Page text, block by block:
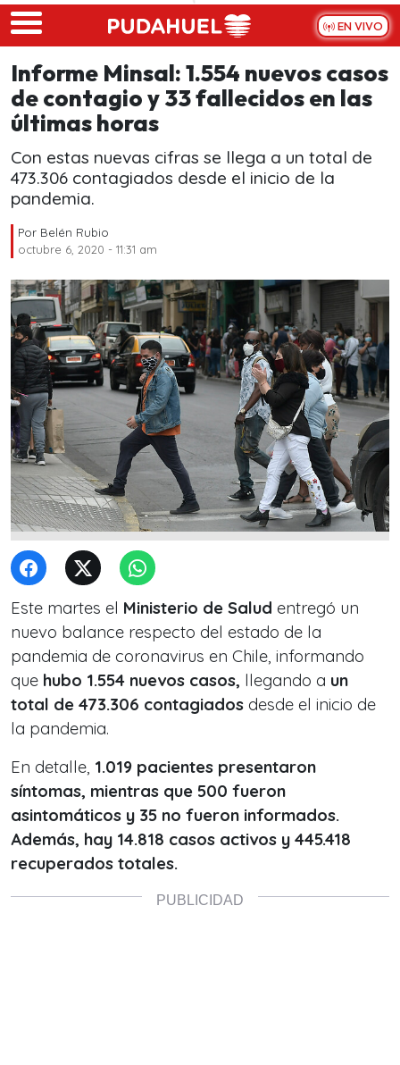
Skip to main content
EN VIVO
Informe Minsal: 1.554 nuevos casos
de contagio y 33 fallecidos en las
últimas horas
Con estas nuevas cifras se llega a un total de
473.306 contagiados desde el inicio de la
pandemia.
Por Belén Rubio
octubre 6, 2020 - 11:31 am
Este martes el Ministerio de Salud entregó un
nuevo balance respecto del estado de la
pandemia de coronavirus en Chile, informando
que hubo 1.554 nuevos casos, llegando a un
total de 473.306 contagiados desde el inicio de
la pandemia.
En detalle, 1.019 pacientes presentaron
síntomas, mientras que 500 fueron
asintomáticos y 35 no fueron informados.
Además, hay 14.818 casos activos y 445.418
recuperados totales.